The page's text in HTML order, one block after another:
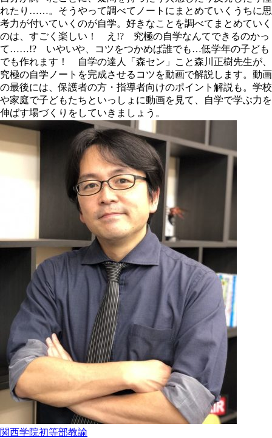
れたり……。そうやって調べてノートにまとめていくうちに思
考力が付いていくのが自学。好きなことを調べてまとめていく
のは、すごく楽しい！ え!? 究極の自学なんてできるのかっ
て……!? いやいや、コツをつかめば誰でも…低学年の子ども
でも作れます！ 自学の達人「森セン」こと森川正樹先生が、
究極の自学ノートを完成させるコツを動画で解説します。動画
の最後には、保護者の方・指導者向けのポイント解説も。学校
や家庭で子どもたちといっしょに動画を見て、自学で学ぶ力を
伸ばす場づくりをしていきましょう。
関西学院初等部教諭